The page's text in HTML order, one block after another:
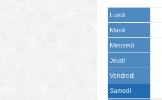
Lundi
Mardi
Mercredi
Jeudi
Vendredi
Samedi